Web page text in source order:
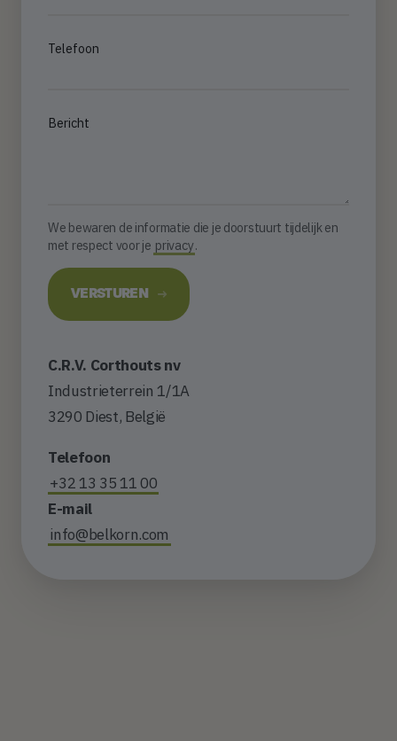
Telefoon
Bericht
We bewaren de informatie die je doorstuurt tijdelijk en
met respect voor je privacy.
VERSTUREN
C.R.V. Corthouts nv
Industrieterrein 1/1A
3290 Diest, België
Telefoon
+32 13 35 11 00
E-mail
info@belkorn.com